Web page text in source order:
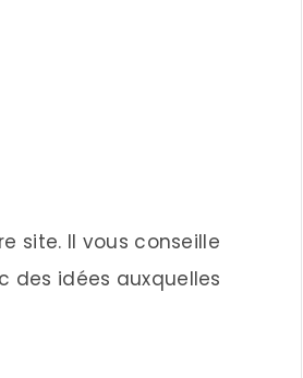
site. Il vous conseille
des idées auxquelles